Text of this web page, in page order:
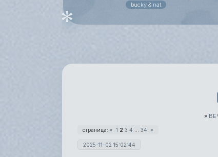
bucky & nat
»
страница: « 1 2 3 4 34 »
2025-11-02 15:02:44